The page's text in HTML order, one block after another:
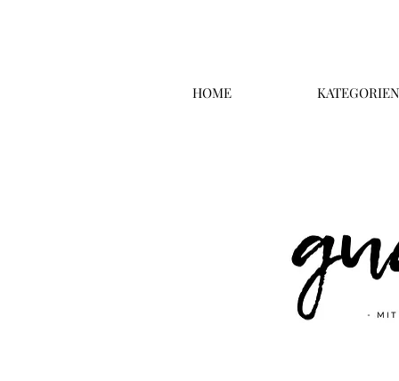
HOME KATEGORIEN